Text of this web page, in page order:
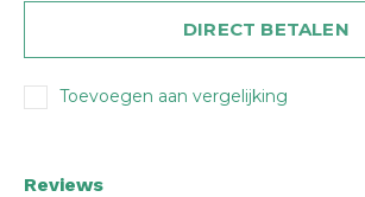
DIRECT BETALEN
Toevoegen aan vergelijking
Reviews